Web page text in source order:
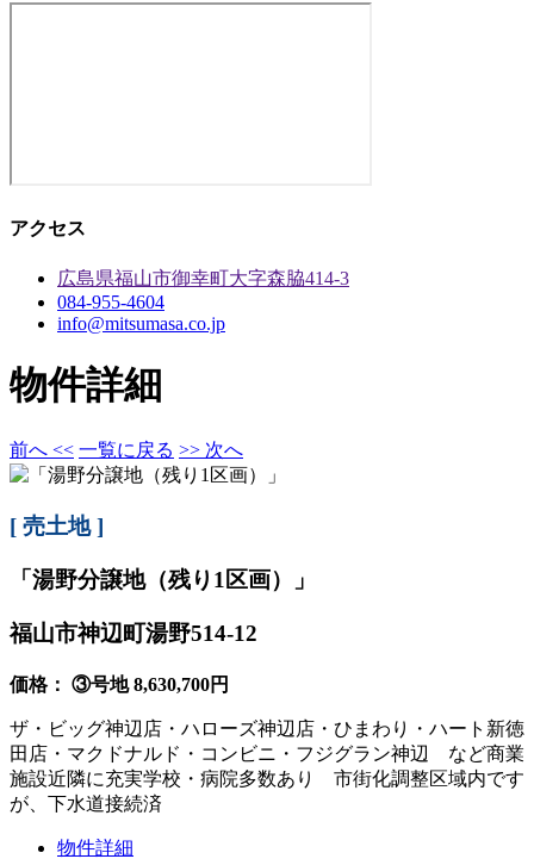
アクセス
広島県福山市御幸町大字森脇414-3
084-955-4604
info@mitsumasa.co.jp
物件詳細
前へ << 一覧に戻る >> 次へ
[ 売土地 ]
「湯野分譲地（残り1区画）」
福山市神辺町湯野514-12
価格： ③号地 8,630,700円
ザ・ビッグ神辺店・ハローズ神辺店・ひまわり・ハート新徳
田店・マクドナルド・コンビニ・フジグラン神辺 など商業
施設近隣に充実学校・病院多数あり 市街化調整区域内です
が、下水道接続済
物件詳細